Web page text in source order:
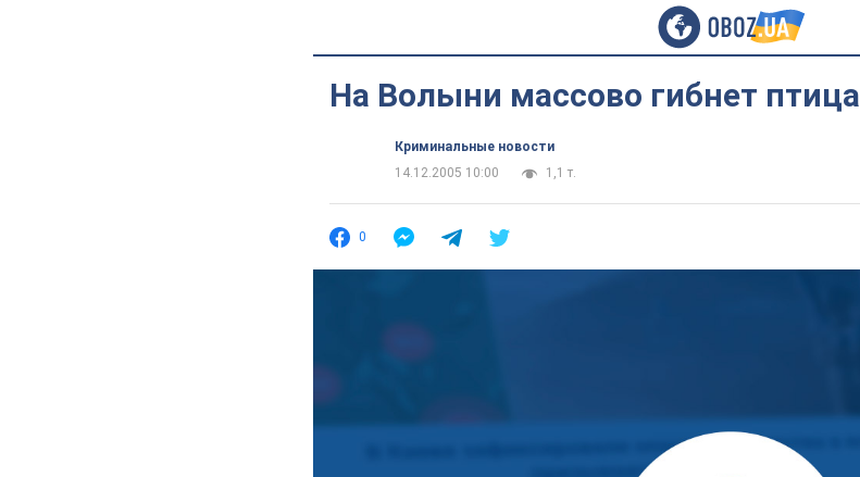
На Волыни массово гибнет птица
Криминальные новости
14.12.2005 10:00
1,1 т.
0